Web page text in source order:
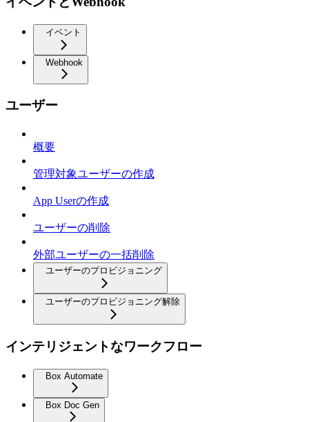
イベント
Webhook
ユーザー
概要
管理対象ユーザーの作成
App Userの作成
ユーザーの削除
外部ユーザーの一括削除
ユーザーのプロビジョニング
ユーザーのプロビジョニング解除
インテリジェントなワークフロー
Box Automate
Box Doc Gen